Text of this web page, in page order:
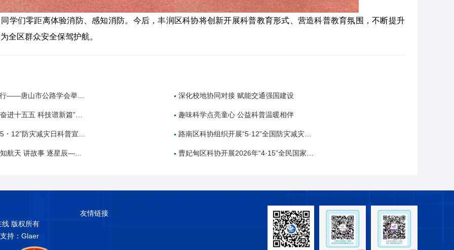
学们零距离体验消防、感知消防。今后，丰润区科协将创新开展科普教育形式、营造科普教育氛围，不断提升
全区群众安全保驾护航。
学会举办公路工程建设领域招投标专题培训 深化校地协同对接 赋能交通强国建设
技谱新篇”全国科技周科普进校园活动 趣味科学点亮童心 公益科普温暖相伴
防灾减灾日科普宣传活动 路南区科协组织开展“5·12”全国防灾减灾日主题科普进校园活动
事 逐星辰——中国航天日”科普教育活动 曹妃甸区科协开展2026年“4·15”全民国家安全教育日宣传活动
版权所有
持：Glaer
友情链接